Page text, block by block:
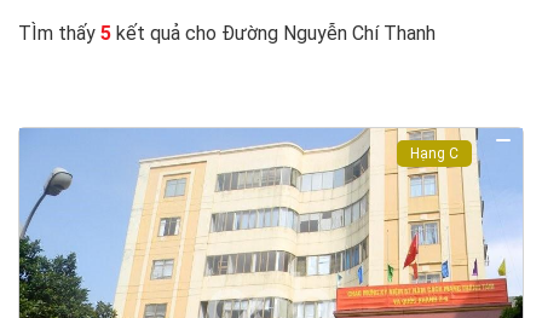
TÌm thấy 5 kết quả cho Đường Nguyễn Chí Thanh
Hạng C